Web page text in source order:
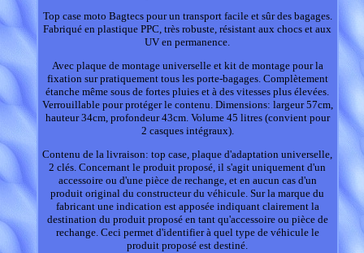
Top case moto Bagtecs pour un transport facile et sûr des bagages.
Fabriqué en plastique PPC, très robuste, résistant aux chocs et aux
UV en permanence.
Avec plaque de montage universelle et kit de montage pour la
fixation sur pratiquement tous les porte-bagages. Complètement
étanche même sous de fortes pluies et à des vitesses plus élevées.
Verrouillable pour protéger le contenu. Dimensions: largeur 57cm,
hauteur 34cm, profondeur 43cm. Volume 45 litres (convient pour
2 casques intégraux).
Contenu de la livraison: top case, plaque d'adaptation universelle,
2 clés. Concernant le produit proposé, il s'agit uniquement d'un
accessoire ou d'une pièce de rechange, et en aucun cas d'un
produit original du constructeur du véhicule. Sur la marque du
fabricant une indication est apposée indiquant clairement la
destination du produit proposé en tant qu'accessoire ou pièce de
rechange. Ceci permet d'identifier à quel type de véhicule le
produit proposé est destiné.